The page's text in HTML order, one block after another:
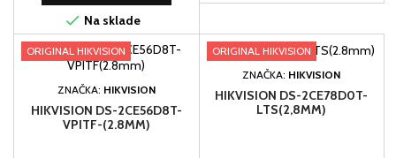
 Na sklade
ORIGINAL HIKVISION
ZNAČKA: HIKVISION
HIKVISION DS-2CE56D8T-
VPITF-(2.8MM)
ORIGINAL HIKVISION
ZNAČKA: HIKVISION
HIKVISION DS-2CE78D0T-
LTS(2,8MM)